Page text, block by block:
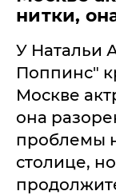
нитки,
У Натальи
Поппинс"
Москве
она
проблемы
столице,